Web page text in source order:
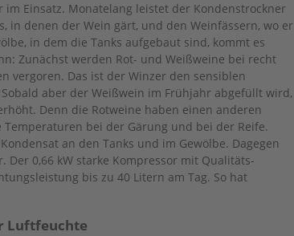
im Einsatz. Monatelang leistet der Kondenstrockner
in denen der Wein gärt, und den Weinfässern, wo er
in dem die Tanks aufgebaut sind, kommt es
Zunächst werden Rot- und Weißweine bei recht
vergoren. Das ist der Winzer den sensiblen
aber der Weißwein im Frühjahr abgefüllt wird,
Denn die Rotweine haben einen anderen
bei der Gärung und bei der Reife.
an den Tanks und im Gewölbe. Dagegen
Der 0,66 kW starke Kompressor mit Qualitäts-
bis zu 40 Litern am Tag. So hat
Luftfeuchte